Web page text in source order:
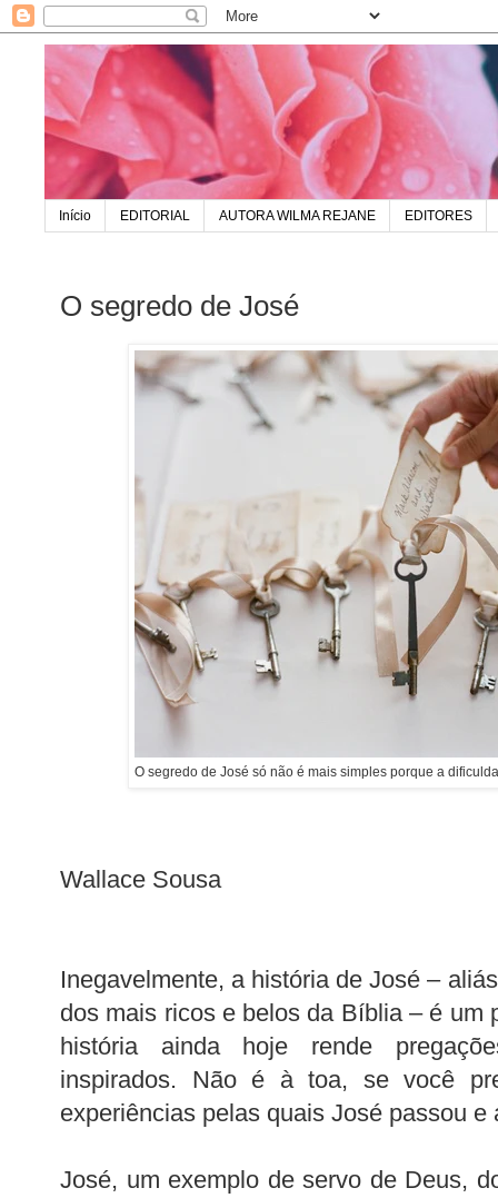
Início EDITORIAL AUTORA WILMA REJANE EDITORES
O segredo de José
O segredo de José só não é mais simples porque a
Wallace Sousa
Inegavelmente, a história de José –
dos mais ricos e belos da Bíblia – é um
história ainda hoje rende
inspirados. Não é à toa, se você
experiências pelas quais José passou e
José, um exemplo de servo de Deus,